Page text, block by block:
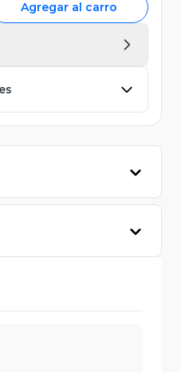
Agregar al carro